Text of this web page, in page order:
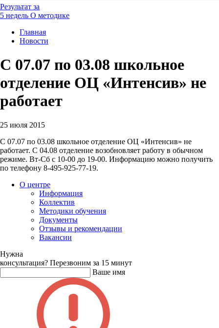
Результат за
5 недель О методике
Главная
Новости
С 07.07 по 03.08 школьное
отделение ОЦ «Интенсив» не
работает
25 июля 2015
С 07.07 по 03.08 школьное отделение ОЦ «Интенсив» не
работает. С 04.08 отделение возобновляет работу в обычном
режиме. Вт-Сб с 10-00 до 19-00. Информацию можно получить
по телефону 8-495-925-77-19.
О центре
Информация
Коллектив
Методики обучения
Документы
Отзывы и рекомендации
Вакансии
Нужна
консультация? Перезвоним за 15 минут
Ваше имя